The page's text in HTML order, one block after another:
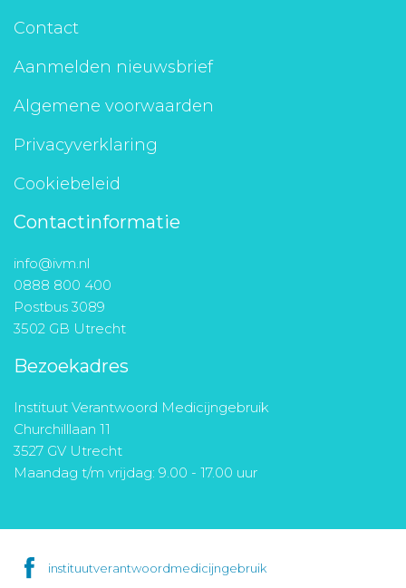
Contact
Aanmelden nieuwsbrief
Algemene voorwaarden
Privacyverklaring
Cookiebeleid
Contactinformatie
info@ivm.nl
0888 800 400
Postbus 3089
3502 GB Utrecht
Bezoekadres
Instituut Verantwoord Medicijngebruik
Churchilllaan 11
3527 GV Utrecht
Maandag t/m vrijdag: 9.00 - 17.00 uur
instituutverantwoordmedicijngebruik